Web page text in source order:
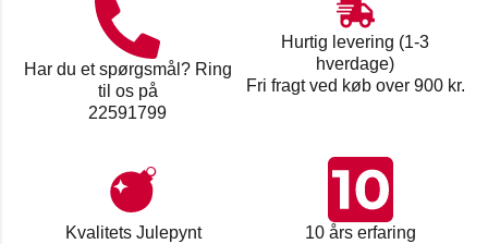
Har du et spørgsmål? Ring
til os på
22591799
Hurtig levering (1-3
hverdage)
Fri fragt ved køb over 900 kr.
Kvalitets Julepynt
10 års erfaring